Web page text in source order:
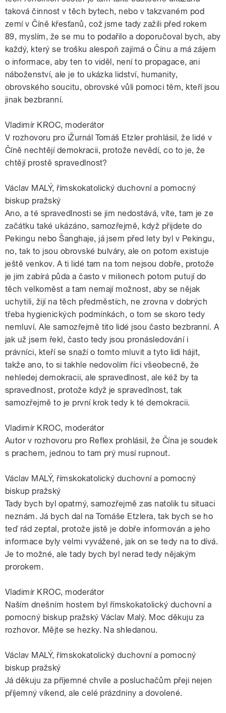
taková činnost v těch bytech, nebo v takzvaném pod
zemí v Číně křesťanů, což jsme tady zažili před rokem
89, myslím, že se mu to podařilo a doporučoval bych, aby
každý, který se trošku alespoň zajímá o Čínu a má zájem
o informace, aby ten to viděl, není to propagace, ani
náboženství, ale je to ukázka lidství, humanity,
obrovského soucitu, obrovské vůli pomoci těm, kteří jsou
jinak bezbranní.
Vladimír KROC, moderátor
V rozhovoru pro iŽurnál Tomáš Etzler prohlásil, že lidé v
Číně nechtějí demokracii, protože nevědí, co to je, že
chtějí prostě spravedlnost?
Václav MALÝ, římskokatolický duchovní a pomocný
biskup pražský
Ano, a té spravedlnosti se jim nedostává, víte, tam je ze
začátku také ukázáno, samozřejmě, když přijdete do
Pekingu nebo Šanghaje, já jsem před lety byl v Pekingu,
no, tak to jsou obrovské bulváry, ale on potom existuje
ještě venkov. A ti lidé tam na tom nejsou dobře, protože
je jim zabírá půda a často v milionech potom putují do
těch velkoměst a tam nemají možnost, aby se nějak
uchytili, žijí na těch předměstích, ne zrovna v dobrých
třeba hygienických podmínkách, o tom se skoro tedy
nemluví. Ale samozřejmě tito lidé jsou často bezbranní. A
jak už jsem řekl, často tedy jsou pronásledování i
právníci, kteří se snaží o tomto mluvit a tyto lidi hájit,
takže ano, to si takhle nedovolím říci všeobecně, že
nehledej demokracii, ale spravedlnost, ale kéž by ta
spravedlnost, protože když je spravedlnost, tak
samozřejmě to je první krok tedy k té demokracii.
Vladimír KROC, moderátor
Autor v rozhovoru pro Reflex prohlásil, že Čína je soudek
s prachem, jednou to tam prý musí rupnout.
Václav MALÝ, římskokatolický duchovní a pomocný
biskup pražský
Tady bych byl opatrný, samozřejmě zas natolik tu situaci
neznám. Já bych dal na Tomáše Etzlera, tak bych se ho
teď rád zeptal, protože jistě je dobře informován a jeho
informace byly velmi vyvážené, jak on se tedy na to dívá.
Je to možné, ale tady bych byl nerad tedy nějakým
prorokem.
Vladimír KROC, moderátor
Naším dnešním hostem byl římskokatolický duchovní a
pomocný biskup pražský Václav Malý. Moc děkuju za
rozhovor. Mějte se hezky. Na shledanou.
Václav MALÝ, římskokatolický duchovní a pomocný
biskup pražský
Já děkuju za příjemné chvíle a posluchačům přeji nejen
příjemný víkend, ale celé prázdniny a dovolené.